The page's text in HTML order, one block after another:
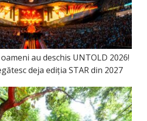
au deschis UNTOLD 2026!
deja ediția STAR din 2027